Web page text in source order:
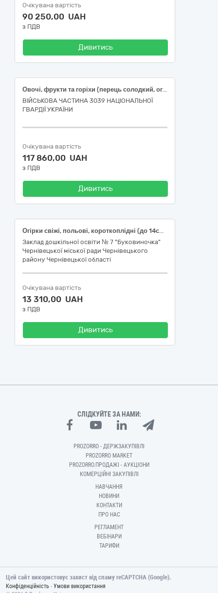
Очікувана вартість
90 250,00 UAH
з ПДВ
Дивитись
Овочі, фрукти та горіхи (перець солодкий, огірок свіжий , помідори свіжі, часник свіжий)
ВІЙСЬКОВА ЧАСТИНА 3039 НАЦІОНАЛЬНОЇ
ГВАРДІЇ УКРАЇНИ
Очікувана вартість
117 860,00 UAH
з ПДВ
Дивитись
Огірки свіжі, польові, короткоплідні (до 14см), ДСТУ 3247; Помідори (томати) свіжі рожеві, польові, округлі, ДСТУ 3246; Перець солодкий свіжий, округлої форми, ДСТУ 2659; Кріп свіжий, першого товарного сорту, ДСТУ 8624
Заклад дошкільної освіти № 7 "Буковиночка"
Чернівецької міської ради Чернівецького
району Чернівецької області
Очікувана вартість
13 310,00 UAH
з ПДВ
Дивитись
СЛІДКУЙТЕ ЗА НАМИ:
PROZORRO - ДЕРЖЗАКУПІВЛІ
PROZORRO MARKET
PROZORRO.ПРОДАЖІ - АУКЦІОНИ
КОМЕРЦІЙНІ ЗАКУПІВЛІ
НАВЧАННЯ
НОВИНИ
КОНТАКТИ
ПРО НАС
РЕГЛАМЕНТ
ВЕБІНАРИ
ТАРИФИ
Цей сайт використовує захист від спаму reCAPTCHA (Google).
Конфіденційність - Умови використання